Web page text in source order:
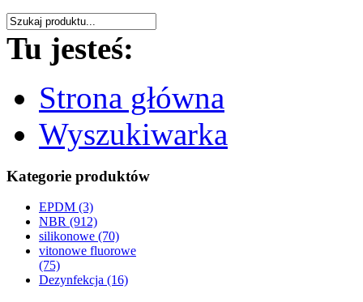
Tu jesteś:
Strona główna
Wyszukiwarka
Kategorie produktów
EPDM (3)
NBR (912)
silikonowe (70)
vitonowe fluorowe
(75)
Dezynfekcja (16)